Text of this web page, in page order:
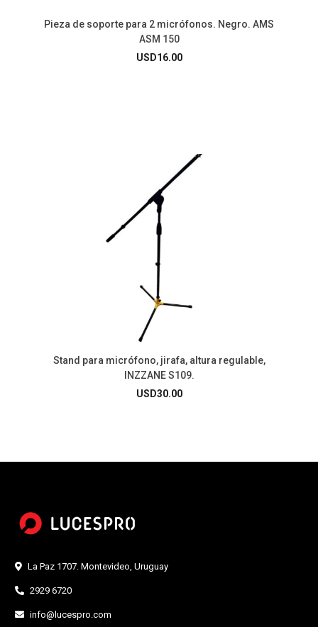
Pieza de soporte para 2 micrófonos. Negro. AMS
ASM 150
USD16.00
Stand para micrófono, jirafa, altura regulable,
INZZANE S109.
USD30.00
La Paz 1707. Montevideo, Uruguay
2929 6720
info@lucespro.com